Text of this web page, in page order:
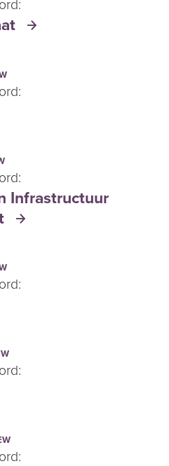
Infrastructuur